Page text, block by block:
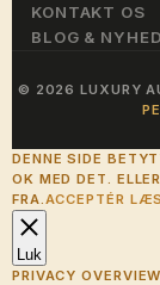
KONTAKT OS
BLOG &
© 2026 LUXURY
DENNE SIDE
OK MED DET.
FRA. ACCEPTÉR
Luk
PRIVACY OVERVIEW